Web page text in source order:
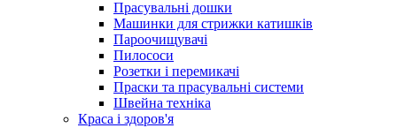
Прасувальні дошки
Машинки для стрижки катишків
Пароочищувачі
Пилососи
Розетки і перемикачі
Праски та прасувальні системи
Швейна техніка
Краса і здоров'я